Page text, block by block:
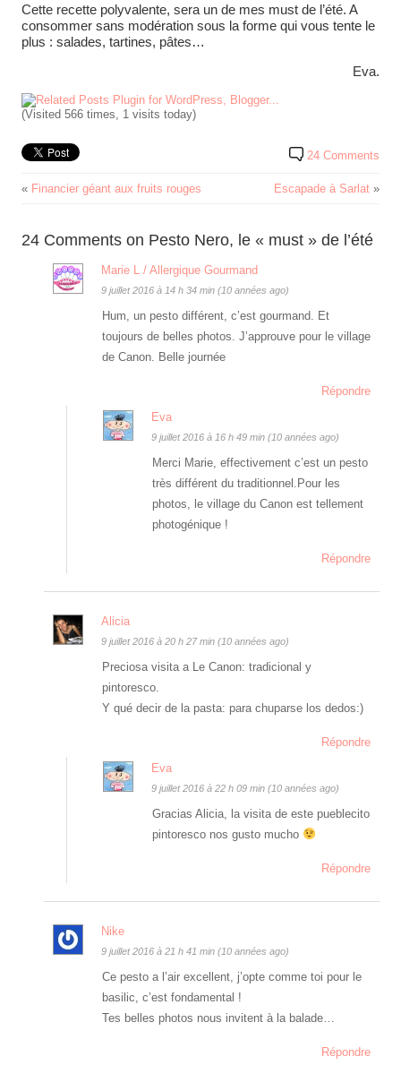
Cette recette polyvalente, sera un de mes must de l’été. A
consommer sans modération sous la forme qui vous tente le
plus : salades, tartines, pâtes…
Eva.
(Visited 566 times, 1 visits today)
24 Comments
« Financier géant aux fruits rouges Escapade à Sarlat »
24 Comments on Pesto Nero, le « must » de l’été
Marie L / Allergique Gourmand
9 juillet 2016 à 14 h 34 min (10 années ago)
Hum, un pesto différent, c’est gourmand. Et
toujours de belles photos. J’approuve pour le village
de Canon. Belle journée
Répondre
Eva
9 juillet 2016 à 16 h 49 min (10 années ago)
Merci Marie, effectivement c’est un pesto
très différent du traditionnel.Pour les
photos, le village du Canon est tellement
photogénique !
Répondre
Alicia
9 juillet 2016 à 20 h 27 min (10 années ago)
Preciosa visita a Le Canon: tradicional y
pintoresco.
Y qué decir de la pasta: para chuparse los dedos:)
Répondre
Eva
9 juillet 2016 à 22 h 09 min (10 années ago)
Gracias Alicia, la visita de este pueblecito
pintoresco nos gusto mucho
Répondre
Nike
9 juillet 2016 à 21 h 41 min (10 années ago)
Ce pesto a l’air excellent, j’opte comme toi pour le
basilic, c’est fondamental !
Tes belles photos nous invitent à la balade…
Répondre